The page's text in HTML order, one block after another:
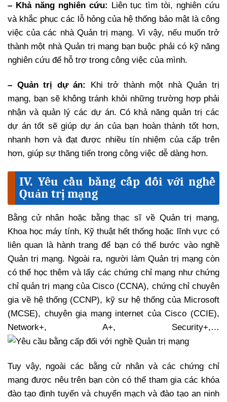
– Khả năng nghiên cứu:
Liên tục tìm tòi, nghiên cứu
và khắc phục các lỗ hỏng của hệ thống bảo mật là công
việc của các nhà Quản trị mạng. Vì vậy, nếu muốn trở
thành một nhà Quản trị mạng bạn buộc phải có kỹ năng
nghiên cứu để hỗ trợ trong công việc của mình.
– Quản trị dự án:
Khi trở thành một nhà Quản trị
mạng, bạn sẽ không tránh khỏi những trường hợp phải
nhận và quản lý các dự án. Có khả năng quản trị các
dự án tốt sẽ giúp dự án của bạn hoàn thành tốt hơn,
nhanh hơn và đạt được nhiều tín nhiệm của cấp trên
hơn, giúp sự thăng tiến trong công việc dễ dàng hơn.
IV. Yêu cầu bằng cấp đối với nghề
Quản trị mạng
Bằng cử nhân hoặc bằng thạc sĩ về Quản trị mạng,
Khoa học máy tính, Kỹ thuật hết thống hoặc lĩnh vực có
liên quan là hành trang để bạn có thể bước vào nghề
Quản trị mạng. Ngoài ra, người làm Quản trị mạng còn
có thể học thêm và lấy các chứng chỉ mạng như chứng
chỉ quản trị mạng của Cisco (CCNA), chứng chỉ chuyên
gia về hệ thống (CCNP), kỹ sư hệ thống của Microsoft
(MCSE), chuyên gia mạng internet của Cisco (CCIE),
Network+, A+, Security+,…
Tuy vậy, ngoài các bằng cử nhân và các chứng chỉ
mạng được nêu trên bạn còn có thể tham gia các khóa
đào tạo định tuyến và chuyển mạch và đào tạo an ninh